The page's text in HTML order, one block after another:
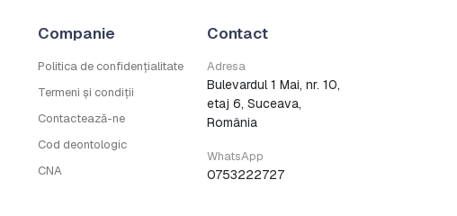
Companie
Politica de confidențialitate
Termeni și condiții
Contactează-ne
Cod deontologic
CNA
Contact
Adresa
Bulevardul 1 Mai, nr. 10,
etaj 6, Suceava,
România
WhatsApp
0753222727